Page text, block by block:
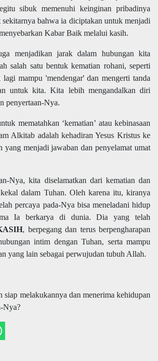
sibuk memenuhi keinginan pribadinya
bahwa ia diciptakan untuk menjadi
Kabar Baik melalui kasih.
menjadikan jarak dalam hubungan kita
salah satu bentuk kematian rohani, seperti
mampu 'mendengar' dan mengerti tanda
untuk kita. Kita lebih mengandalkan diri
penyertaan-Nya.
mematahkan ‘kematian’ atau kebinasaan
Alkitab adalah kehadiran Yesus Kristus ke
yang menjadi jawaban dan penyelamat umat
Nya, kita diselamatkan dari kematian dan
dalam Tuhan. Oleh karena itu, kiranya
percaya pada-Nya bisa meneladani hidup
Ia berkarya di dunia. Dia yang telah
, berpegang dan terus berpengharapan
intim dengan Tuhan, serta mampu
yang lain sebagai perwujudan tubuh Allah.
siap melakukannya dan menerima kehidupan
Nya?